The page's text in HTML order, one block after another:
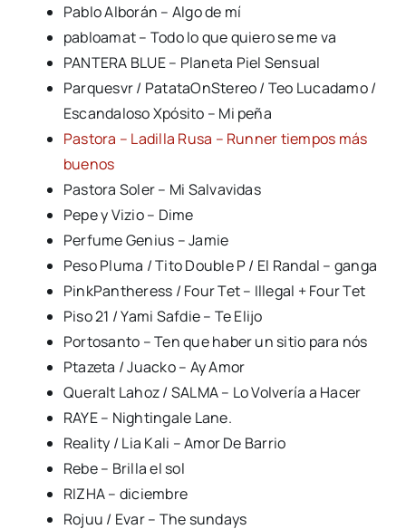
Pablo Alborán – Algo de mí
pabloamat – Todo lo que quiero se me va
PANTERA BLUE – Planeta Piel Sensual
Parquesvr / PatataOnStereo / Teo Lucadamo /
Escandaloso Xpósito – Mi peña
Pastora – Ladilla Rusa – Runner tiempos más
buenos
Pastora Soler – Mi Salvavidas
Pepe y Vizio – Dime
Perfume Genius – Jamie
Peso Pluma / Tito Double P / El Randal – ganga
PinkPantheress / Four Tet – Illegal + Four Tet
Piso 21 / Yami Safdie – Te Elijo
Portosanto – Ten que haber un sitio para nós
Ptazeta / Juacko – Ay Amor
Queralt Lahoz / SALMA – Lo Volvería a Hacer
RAYE – Nightingale Lane.
Reality / Lia Kali – Amor De Barrio
Rebe – Brilla el sol
RIZHA – diciembre
Rojuu / Evar – The sundays